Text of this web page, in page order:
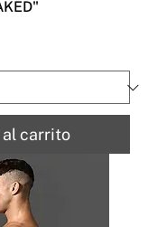
carrito